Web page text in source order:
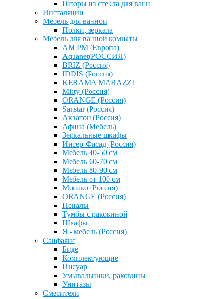
Шторы из стекла для ванн
Инсталяции
Мебель для ванной
Полки, зеркала
Мебель для ванной комнаты
AM PM (Европа)
Aquanet(РОССИЯ)
BRIZ (Россия)
IDDIS (Россия)
KERAMA MARAZZI
Misty (Россия)
ОRANGE (Россия)
Sanstar (Россия)
Акватон (Россия)
Афина (Мебель)
Зеркальные шкафы
Интер-Фасад (Россия)
Мебель 40-50 см
Мебель 60-70 см
Мебель 80-90 см
Мебель от 100 см
Монако (Россия)
ОRANGE (Россия)
Пеналы
Тумбы с раковиной
Шкафы
Я - мебель (Россия)
Санфаянс
Биде
Комплектующие
Писуар
Умывальники, раковины
Унитазы
Смесители